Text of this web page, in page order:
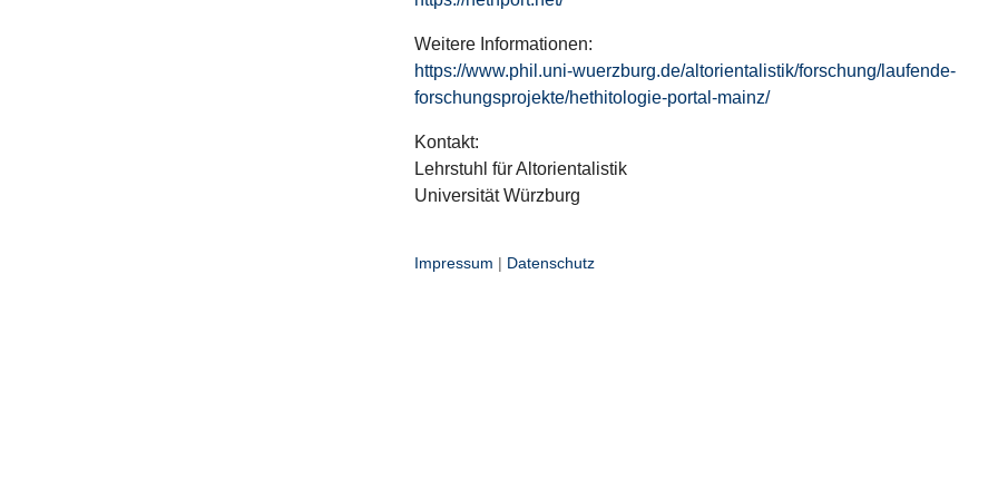
Weitere Informationen:
https://www.phil.uni-wuerzburg.de/altorientalistik/forschung/laufende-
forschungsprojekte/hethitologie-portal-mainz/
Kontakt:
Lehrstuhl für Altorientalistik
Universität Würzburg
Impressum | Datenschutz